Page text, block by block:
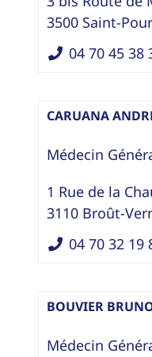
3500 Saint-
04 70 45 38
CARUANA
Médecin
1 Rue de la
3110 Broût-
04 70 32 19
BOUVIER
Médecin